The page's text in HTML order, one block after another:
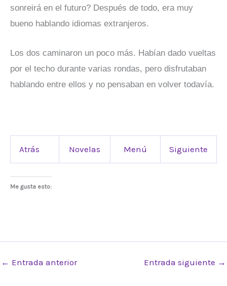
sonreirá en el futuro? Después de todo, era muy
bueno hablando idiomas extranjeros.
Los dos caminaron un poco más. Habían dado vueltas
por el techo durante varias rondas, pero disfrutaban
hablando entre ellos y no pensaban en volver todavía.
Atrás Novelas Menú Siguiente
Me gusta esto:
← Entrada anterior Entrada siguiente →